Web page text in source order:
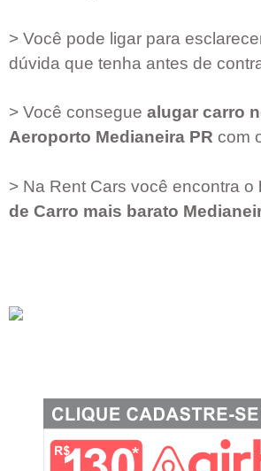
> Você pode ligar para
dúvida que tenha antes de
> Você consegue alugar carro
Aeroporto Medianeira PR com
> Na Rent Cars você encontra o
de Carro mais barato